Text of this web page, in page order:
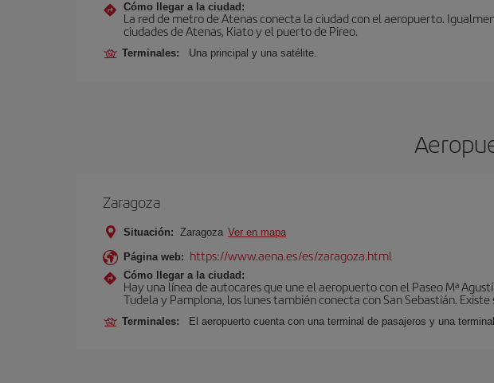
Cómo llegar a la ciudad:
La red de metro de Atenas conecta la ciudad con el aeropuerto.
ciudades de Atenas, Kiato y el puerto de Pireo.
Terminales: Una principal y una satélite.
Zaragoza
Situación: Zaragoza Ver en mapa
Página web: https://www.aena.es/es/zaragoza.html
Cómo llegar a la ciudad:
Hay una línea de autocares que une el aeropuerto con el Paseo Mª
Tudela y Pamplona, los lunes también conecta con San Sebastián. Existe
Terminales: El aeropuerto cuenta con una terminal de pasajeros y una